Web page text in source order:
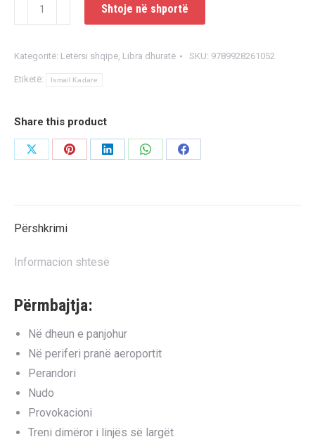
Proza
shkurtër
e
Shtoje në shportë
Kategoritë: Letërsi shqipe, Libra dhuratë SKU: 9789928261052
Etiketë: Ismail Kadare
Share this product
Share
Share
Share
Share
Share
Përshkrimi
Informacion shtesë
Përmbajtja:
Në dheun e panjohur
Në periferi pranë aeroportit
Perandori
Nudo
Provokacioni
Treni dimëror i linjës së largët